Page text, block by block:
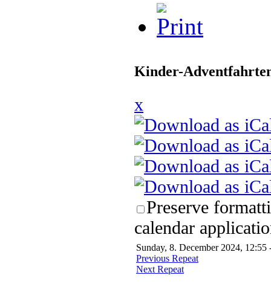
Kinder-
x
Preserve
calendar
Sunday, 8. December 2024, 12:55
Previous Repeat
Next Repeat